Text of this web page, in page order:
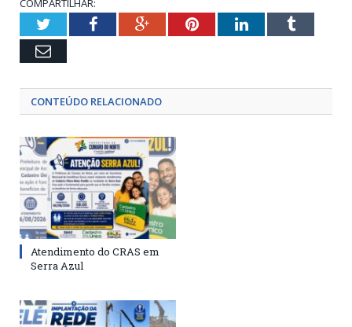
COMPARTILHAR:
TwitterFacebookGoogle+PinterestLinkedInTumblr
Email
CONTEÚDO RELACIONADO
Atendimento do CRAS em
Serra Azul